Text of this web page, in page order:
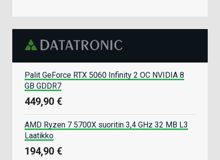
Palit GeForce RTX 5060 Infinity 2 OC NVIDIA 8
GB GDDR7
449,90 €
AMD Ryzen 7 5700X suoritin 3,4 GHz 32 MB L3
Laatikko
194,90 €